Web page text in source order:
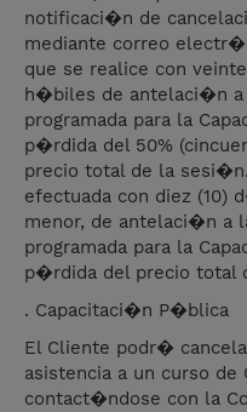
notificaci�n de
mediante correo
que se realice con
h�biles de antelaci�n a
programada para la
p�rdida del 50%
precio total de la
efectuada con diez (10)
menor, de antelaci�n a
programada para la
p�rdida del precio total
. Capacitaci�n P�blica
El Cliente podr�
asistencia a un curso
contact�ndose con la